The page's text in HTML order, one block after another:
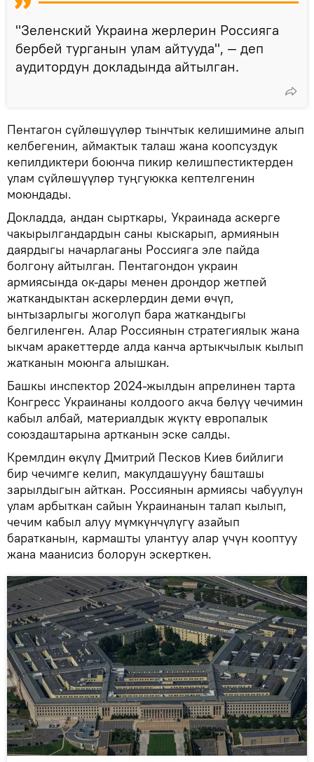
"Зеленский Украина жерлерин Россияга
бербей турганын улам айтууда", — деп
аудитордун докладында айтылган.
Пентагон сүйлөшүүлөр тынчтык келишимине алып
келбегенин, аймактык талаш жана коопсуздук
кепилдиктери боюнча пикир келишпестиктерден
улам сүйлөшүүлөр туңгуюкка кептелгенин
моюндады.
Докладда, андан сырткары, Украинада аскерге
чакырылгандардын саны кыскарып, армиянын
даярдыгы начарлаганы Россияга эле пайда
болгону айтылган. Пентагондон украин
армиясында ок-дары менен дрондор жетпей
жаткандыктан аскерлердин деми өчүп,
ынтызарлыгы жоголуп бара жаткандыгы
белгиленген. Алар Россиянын стратегиялык жана
ыкчам аракеттерде алда канча артыкчылык кылып
жатканын моюнга алышкан.
Башкы инспектор 2024-жылдын апрелинен тарта
Конгресс Украинаны колдоого акча бөлүү чечимин
кабыл албай, материалдык жүктү европалык
союздаштарына артканын эске салды.
Кремлдин өкүлү Дмитрий Песков Киев бийлиги
бир чечимге келип, макулдашууну башташы
зарылдыгын айткан. Россиянын армиясы чабуулун
улам арбыткан сайын Украинанын талап кылып,
чечим кабыл алуу мүмкүнчүлүгү азайып
баратканын, кармашты улантуу алар үчүн кооптуу
жана маанисиз болорун эскерткен.